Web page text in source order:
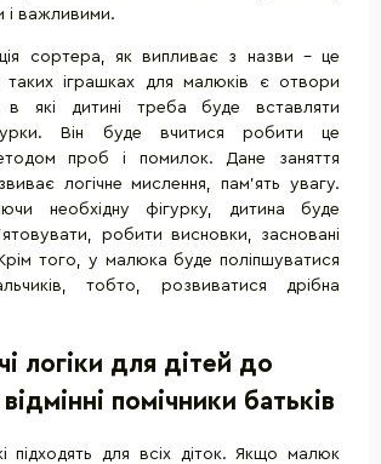
і важливими.
сортера, як випливає з назви - це
таких іграшках для малюків є отвори
які дитині треба буде вставляти
Він буде вчитися робити це
проб і помилок. Дане заняття
логічне мислення, пам'ять увагу.
необхідну фігурку, дитина буде
робити висновки, засновані
того, у малюка буде поліпшуватися
тобто, розвиватися дрібна
логіки для дітей до
помічники батьків
підходять для всіх діток. Якщо малюк